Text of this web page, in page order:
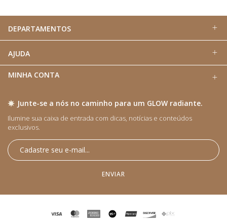
DEPARTAMENTOS
AJUDA
MINHA CONTA
Junte-se a nós no caminho para um GLOW radiante.
Ilumine sua caixa de entrada com dicas, notícias e conteúdos
exclusivos.​